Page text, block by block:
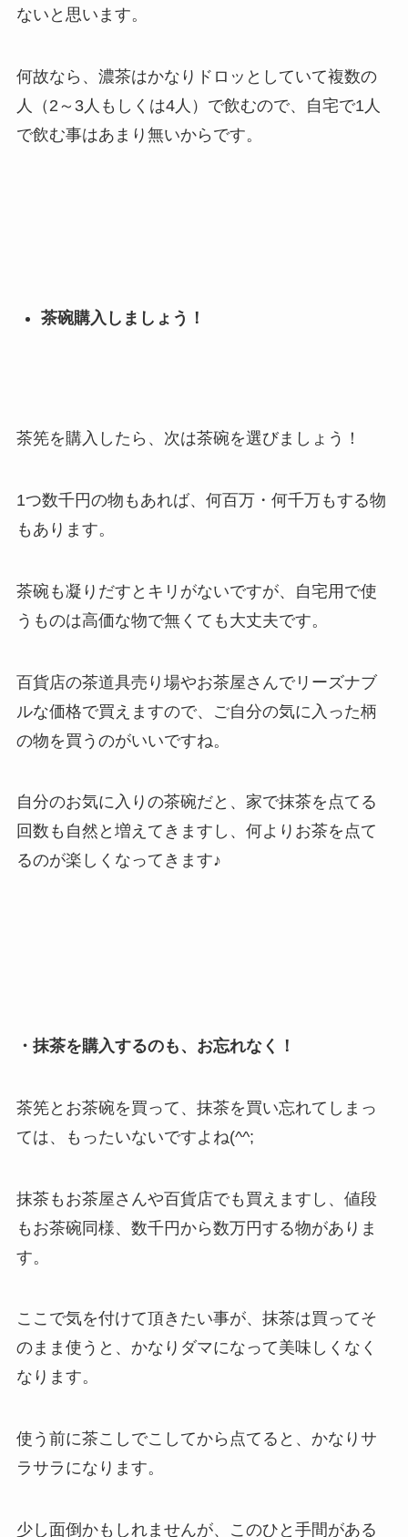
ないと思います。
何故なら、濃茶はかなりドロッとしていて複数の
人（2～3人もしくは4人）で飲むので、自宅で1人
で飲む事はあまり無いからです。
茶碗購入しましょう！
茶筅を購入したら、次は茶碗を選びましょう！
1つ数千円の物もあれば、何百万・何千万もする物
もあります。
茶碗も凝りだすとキリがないですが、自宅用で使
うものは高価な物で無くても大丈夫です。
百貨店の茶道具売り場やお茶屋さんでリーズナブ
ルな価格で買えますので、ご自分の気に入った柄
の物を買うのがいいですね。
自分のお気に入りの茶碗だと、家で抹茶を点てる
回数も自然と増えてきますし、何よりお茶を点て
るのが楽しくなってきます♪
・抹茶を購入するのも、お忘れなく！
茶筅とお茶碗を買って、抹茶を買い忘れてしまっ
ては、もったいないですよね(^^;
抹茶もお茶屋さんや百貨店でも買えますし、値段
もお茶碗同様、数千円から数万円する物がありま
す。
ここで気を付けて頂きたい事が、抹茶は買ってそ
のまま使うと、かなりダマになって美味しくなく
なります。
使う前に茶こしでこしてから点てると、かなりサ
ラサラになります。
少し面倒かもしれませんが、このひと手間がある